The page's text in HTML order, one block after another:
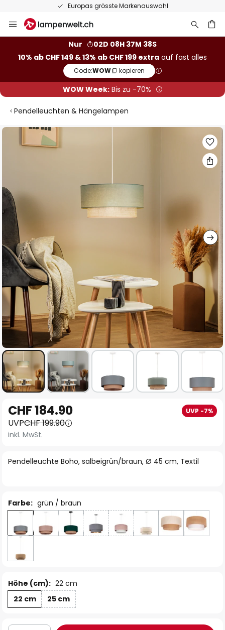
Europas grösste Markenauswahl
Inhalt
Nur
02D 08H 37M 38S
10% ab CHF 149 & 13% ab CHF 199 extra auf fast alles
Code:WOW kopieren
WOW Week:Bis zu -70%
Pendelleuchten & Hängelampen
Zum
Ende
Anfang
der
Bildgalerie
Pendelleuchte Boho, salbeigrün/braun, Ø 45 cm, Textil
CHF 184.90 UVP -7%
UVPCHF 199.90
inkl. MwSt.
Farbe: grün / braun
Höhe (cm): 22 cm
22 cm
25 cm